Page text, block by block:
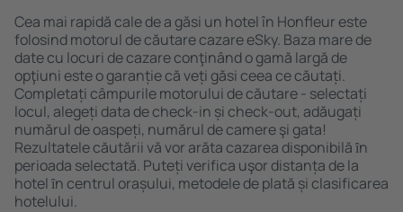
Cea mai rapidă cale de a găsi un hotel în Honfleur este
folosind motorul de căutare cazare eSky. Baza mare de
date cu locuri de cazare conţinând o gamă largă de
opţiuni este o garanție că veți găsi ceea ce căutați.
Completați câmpurile motorului de căutare - selectați
locul, alegeți data de check-in și check-out, adăugați
numărul de oaspeți, numărul de camere şi gata!
Rezultatele căutării vă vor arăta cazarea disponibilă ȋn
perioada selectată. Puteți verifica uşor distanța de la
hotel ȋn centrul orașului, metodele de plată și clasificarea
hotelului.